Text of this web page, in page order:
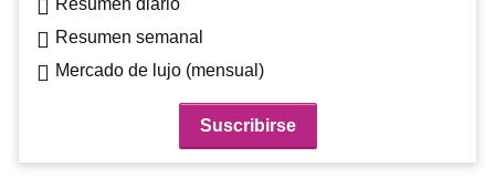
Resumen diario
Resumen semanal
Mercado de lujo (mensual)